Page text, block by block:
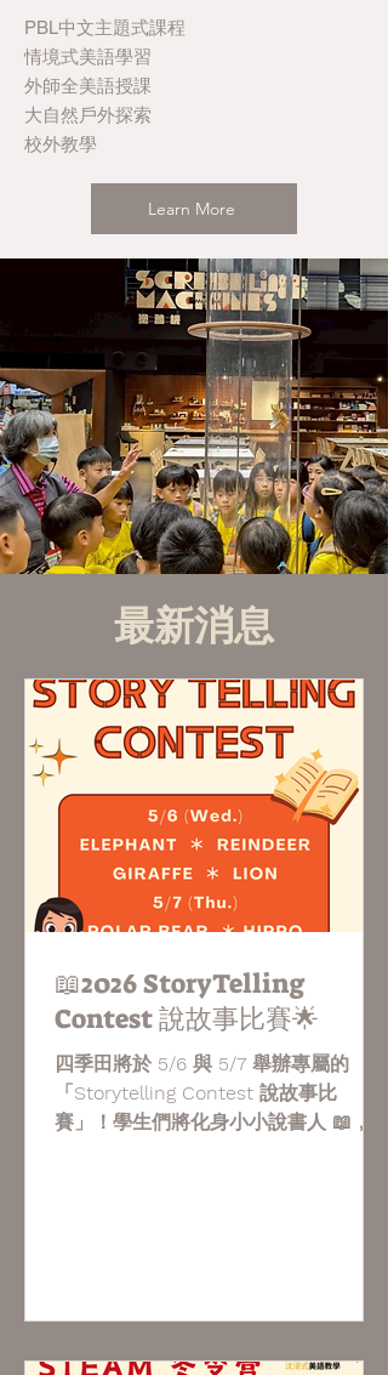
PBL中文主題式課程
情境式美語學習
外師全美語授課
​大自然戶外探索
​校外教學
Learn More
​最新消息
📖2026 StoryTelling
Contest 說故事比賽🌟
四季田將於 5/6 與 5/7 舉辦專屬的
「Storytelling Contest 說故事比
賽」！學生們將化身小小說書人 📖，運
Storytelling Contest on May 6th &
7th! Students will step into the role